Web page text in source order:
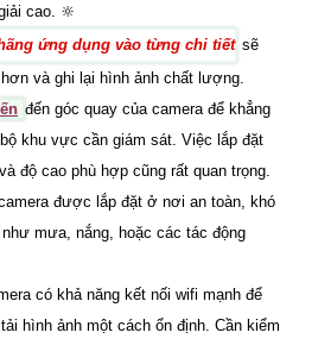
cao. 🔆
ứng dụng vào từng chi tiết sẽ
và ghi lại hình ảnh chất lượng.
đến góc quay của camera để khẳng
khu vực cần giám sát. Việc lắp đặt
độ cao phù hợp cũng rất quan trọng.
được lắp đặt ở nơi an toàn, khó
mưa, nắng, hoặc các tác động
có khả năng kết nối wifi mạnh để
hình ảnh một cách ổn định. Cần kiểm